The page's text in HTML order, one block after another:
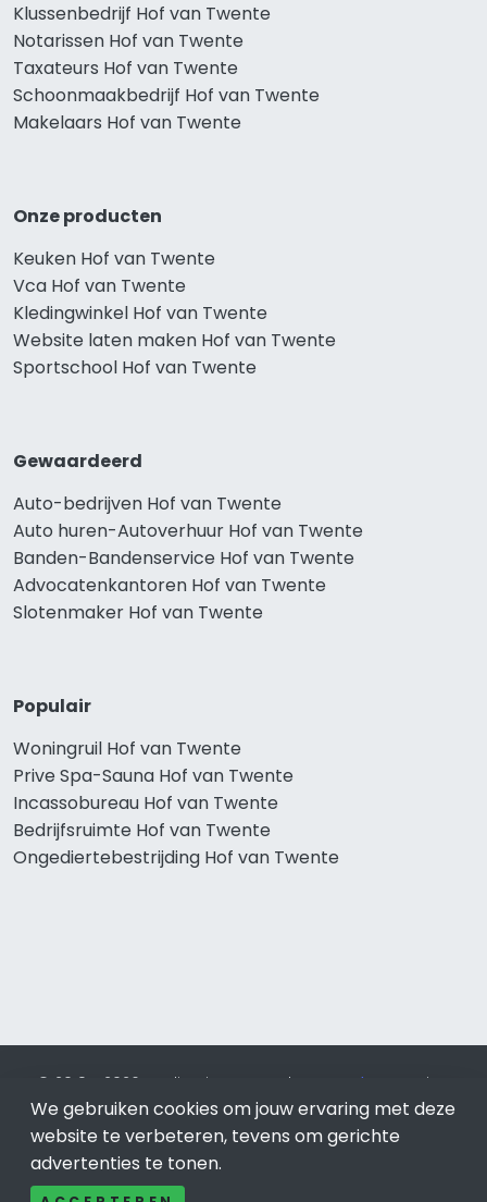
Klussenbedrijf Hof van Twente
Notarissen Hof van Twente
Taxateurs Hof van Twente
Schoonmaakbedrijf Hof van Twente
Makelaars Hof van Twente
Onze producten
Keuken Hof van Twente
Vca Hof van Twente
Kledingwinkel Hof van Twente
Website laten maken Hof van Twente
Sportschool Hof van Twente
Gewaardeerd
Auto-bedrijven Hof van Twente
Auto huren-Autoverhuur Hof van Twente
Banden-Bandenservice Hof van Twente
Advocatenkantoren Hof van Twente
Slotenmaker Hof van Twente
Populair
Woningruil Hof van Twente
Prive Spa-Sauna Hof van Twente
Incassobureau Hof van Twente
Bedrijfsruimte Hof van Twente
Ongediertebestrijding Hof van Twente
© 2019 - 2026 Realisatie en SEO door SEO-bureau
Lion
Internet. Betaal alleen voor bewezen resultaten?SEO
optimalisatie No Cure No Pay.Hof van Twenteis onderdeel
van Lion Internet.
We gebruiken cookies om jouw ervaring met deze
website te verbeteren, tevens om gerichte
advertenties te tonen.